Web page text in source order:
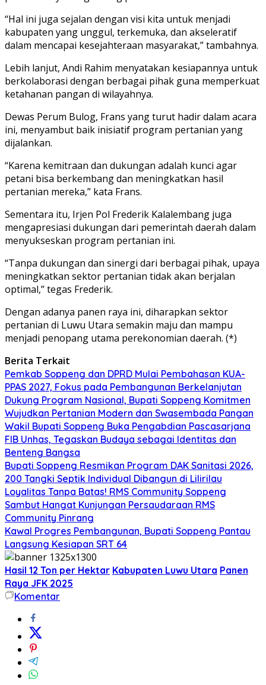
“Hal ini juga sejalan dengan visi kita untuk menjadi
kabupaten yang unggul, terkemuka, dan akseleratif
dalam mencapai kesejahteraan masyarakat,” tambahnya.
Lebih lanjut, Andi Rahim menyatakan kesiapannya untuk
berkolaborasi dengan berbagai pihak guna memperkuat
ketahanan pangan di wilayahnya.
Dewas Perum Bulog, Frans yang turut hadir dalam acara
ini, menyambut baik inisiatif program pertanian yang
dijalankan.
“Karena kemitraan dan dukungan adalah kunci agar
petani bisa berkembang dan meningkatkan hasil
pertanian mereka,” kata Frans.
Sementara itu, Irjen Pol Frederik Kalalembang juga
mengapresiasi dukungan dari pemerintah daerah dalam
menyukseskan program pertanian ini.
“Tanpa dukungan dan sinergi dari berbagai pihak, upaya
meningkatkan sektor pertanian tidak akan berjalan
optimal,” tegas Frederik.
Dengan adanya panen raya ini, diharapkan sektor
pertanian di Luwu Utara semakin maju dan mampu
menjadi penopang utama perekonomian daerah. (*)
Berita Terkait
Pemkab Soppeng dan DPRD Mulai Pembahasan KUA-
PPAS 2027, Fokus pada Pembangunan Berkelanjutan
Dukung Program Nasional, Bupati Soppeng Komitmen
Wujudkan Pertanian Modern dan Swasembada Pangan
Wakil Bupati Soppeng Buka Pengabdian Pascasarjana
FIB Unhas, Tegaskan Budaya sebagai Identitas dan
Benteng Bangsa
Bupati Soppeng Resmikan Program DAK Sanitasi 2026,
200 Tangki Septik Individual Dibangun di Lilirilau
Loyalitas Tanpa Batas! RMS Community Soppeng
Sambut Hangat Kunjungan Persaudaraan RMS
Community Pinrang
Kawal Progres Pembangunan, Bupati Soppeng Pantau
Langsung Kesiapan SRT 64
Hasil 12 Ton per Hektar Kabupaten Luwu Utara Panen
Raya JFK 2025
Komentar